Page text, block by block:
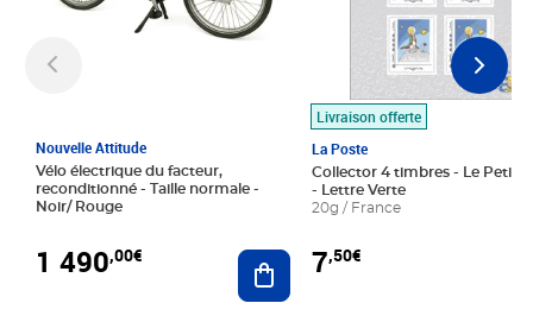
Nouvelle Attitude
Vélo électrique du facteur,
reconditionné - Taille normale -
Noir/ Rouge
1 490,00€ Ajouter au panier
Livraison offerte
La Poste
Collector 4 timbres - Le Petit
- Lettre Verte
20g / France
7,50€